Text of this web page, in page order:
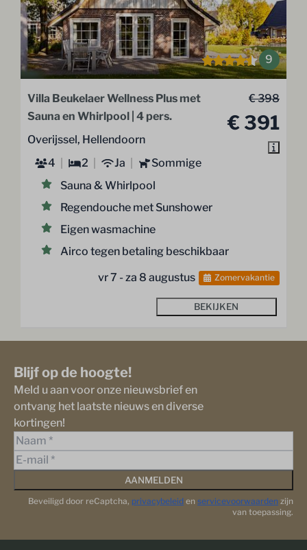
9
€ 398
€ 391
Villa Beukelaer Wellness Plus met
Sauna en Whirlpool | 4 pers.
Overijssel, Hellendoorn
4
2 Ja
Sommige
Sauna & Whirlpool
Regendouche met Sunshower
Eigen wasmachine
Airco tegen betaling beschikbaar
vr 7 - za 8 augustus
Zomervakantie
BEKIJKEN
Blijf op de hoogte!
Meld u aan voor onze nieuwsbrief en
ontvang het laatste nieuws en diverse
kortingen!
AANMELDEN
Beveiligd door reCaptcha, privacybeleid en servicevoorwaarden zijn
van toepassing.